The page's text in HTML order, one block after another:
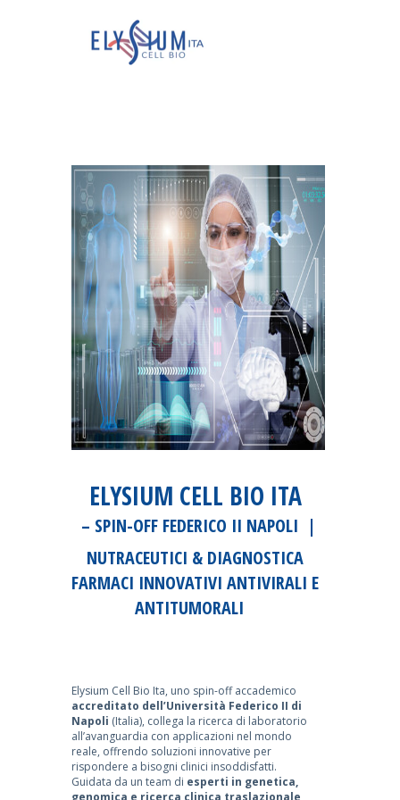
ELYSIUM CELL BIO ITA
– SPIN-OFF FEDERICO II NAPOLI |
NUTRACEUTICI & DIAGNOSTICA
FARMACI INNOVATIVI ANTIVIRALI E
ANTITUMORALI
Elysium Cell Bio Ita, uno spin-off accademico
accreditato dell’Università Federico II di
Napoli (Italia), collega la ricerca di laboratorio
all’avanguardia con applicazioni nel mondo
reale, offrendo soluzioni innovative per
rispondere a bisogni clinici insoddisfatti.
Guidata da un team di esperti in genetica,
genomica e ricerca clinica traslazionale